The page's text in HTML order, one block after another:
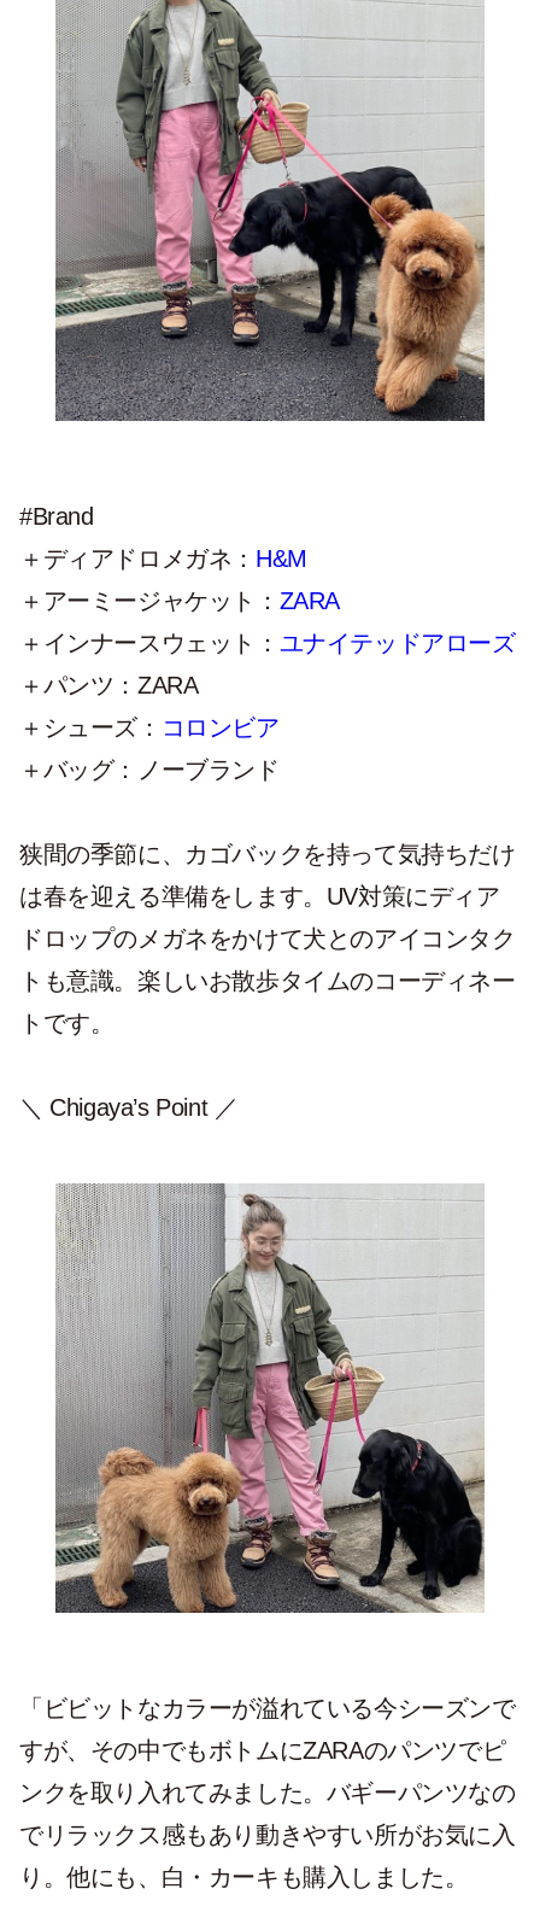
#Brand
＋ディアドロメガネ： H&M
＋アーミージャケット： ZARA
＋インナースウェット： ユナイテッドアローズ
＋パンツ：ZARA
＋シューズ： コロンビア
＋バッグ：ノーブランド
狭間の季節に、カゴバックを持って気持ちだけ
は春を迎える準備をします。UV対策にディア
ドロップのメガネをかけて犬とのアイコンタク
トも意識。楽しいお散歩タイムのコーディネー
トです。
＼ Chigaya’s Point ／
「ビビットなカラーが溢れている今シーズンで
すが、その中でもボトムにZARAのパンツでピ
ンクを取り入れてみました。バギーパンツなの
でリラックス感もあり動きやすい所がお気に入
り。他にも、白・カーキも購入しました。